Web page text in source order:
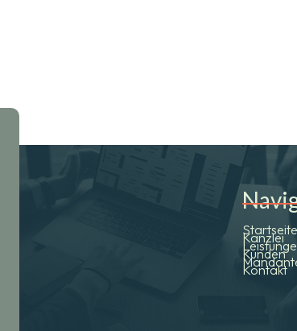
Startseite
Kanzlei
Kunden
Kontakt